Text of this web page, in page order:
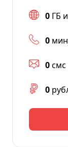
0 ГБ
0
0
0